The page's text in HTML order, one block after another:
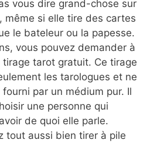
vous dire grand-chose sur
même si elle tire des cartes
le bateleur ou la papesse.
vous pouvez demander à
tirage tarot gratuit. Ce tirage
les tarologues et ne
par un médium pur. Il
une personne qui
de quoi elle parle.
tout aussi bien tirer à pile